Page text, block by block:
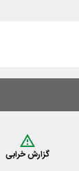
گزارش خرابی